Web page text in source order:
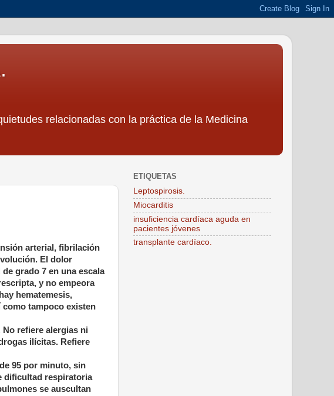
relacionadas con la práctica de la Medicina
arterial, fibrilación
El dolor
grado 7 en una escala
y no empeora
hematemesis,
como tampoco existen
refiere alergias ni
ilícitas. Refiere
95 por minuto, sin
dificultad respiratoria
se auscultan
ETIQUETAS
Leptospirosis.
Miocarditis
insuficiencia cardíaca aguda en
pacientes jóvenes
transplante cardíaco.